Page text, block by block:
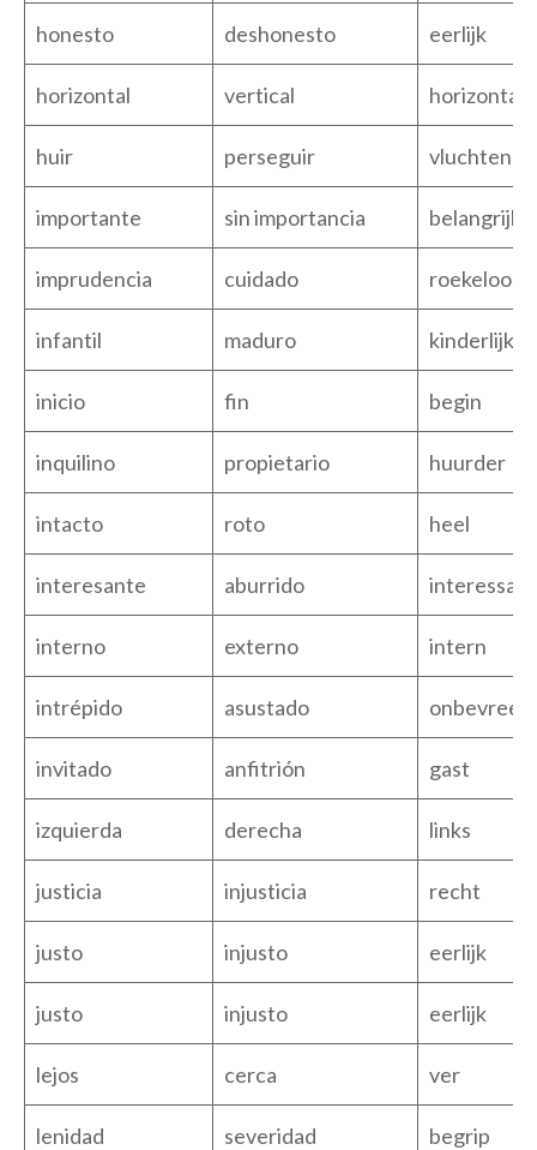
honesto deshonesto eerlijk
horizontal vertical horizontaal
huir perseguir vluchten
importante sin importancia belangrijk
imprudencia cuidado
infantil maduro kinderlijk
inicio fin begin
inquilino propietario huurder
intacto roto heel
interesante aburrido interessant
interno externo intern
intrépido asustado
invitado anfitrión gast
izquierda derecha links
justicia injusticia recht
justo injusto eerlijk
justo injusto eerlijk
lejos cerca ver
lenidad severidad begrip